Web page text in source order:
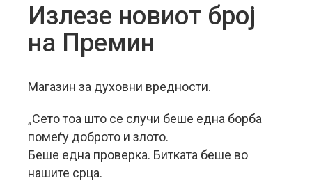
Излезе новиот број
на Премин
Магазин за духовни вредности.
„Сето тоа што се случи беше една борба
помеѓу доброто и злото.
Беше една проверка. Битката беше во
нашите срца.